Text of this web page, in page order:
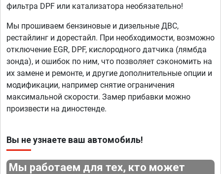
фильтра DPF или катализатора необязательно!
Мы прошиваем бензиновые и дизельные ДВС,
рестайлинг и дорестайл. При необходимости, возможно
отключение EGR, DPF, кислородного датчика (лямбда
зонда), и ошибок по ним, что позволяет сэкономить на
их замене и ремонте, и другие дополнительные опции и
модификации, например снятие ограничения
максимальной скорости. Замер прибавки можно
произвести на диностенде.
Вы не узнаете ваш автомобиль!
Мы работаем для тех, кто может